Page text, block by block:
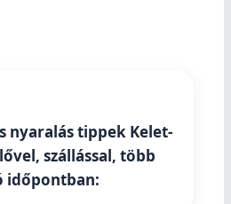
nyaralás tippek Kelet-
szállással, több
időpontban: